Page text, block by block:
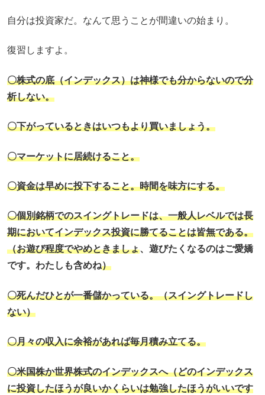
自分は投資家だ。なんて思うことが間違いの始まり。
復習しますよ。
〇株式の底（インデックス）は神様でも分からないので分
析しない。
〇下がっているときはいつもより買いましょう。
〇マーケットに居続けること。
〇資金は早めに投下すること。時間を味方にする。
〇個別銘柄でのスイングトレードは、一般人レベルでは長
期においてインデックス投資に勝てることは皆無である。
（お遊び程度でやめときましょ、遊びたくなるのはご愛嬌
です。わたしも含めね）
〇死んだひとが一番儲かっている。（スイングトレードし
ない）
〇月々の収入に余裕があれば毎月積み立てる。
〇米国株か世界株式のインデックスへ（どのインデックス
に投資したほうが良いかくらいは勉強したほうがいいです